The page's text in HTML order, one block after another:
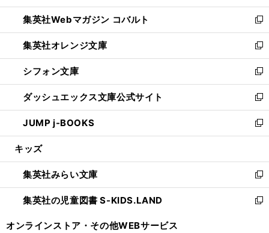
開
く
ウ
で
開
く
ン
ド
ウ
で
開
く
ウ
ィ
ン
ド
ウ
で
開
く
集英社Webマガジン コバルト
新
し
い
ウ
ィ
ン
ド
ウ
で
開
集英社オレンジ文庫
新
し
い
ウ
ィ
ン
ド
ウ
開
く
シフォン文庫
新
し
い
ウ
ィ
ン
ウ
で
開
く
ダッシュエックス文庫公式サイト
新
し
い
ウ
ン
ド
ウ
で
JUMP j-BOOKS
新
し
ウ
ィ
ン
ド
キッズ
集英社みらい文庫
新
し
い
集英社の児童図書 S-KIDS.LAND
新
オンラインストア・ その他WEBサービス